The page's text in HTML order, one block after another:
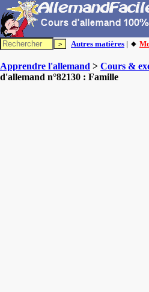
Autres matières | 🔸
Apprendre l'allemand > Cours &
d'allemand n°82130 : Famille